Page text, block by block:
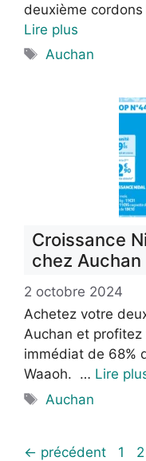
deuxième
Lire plus
Étiquettes
Auchan
Croissance
chez Auchan
2 octobre 2024
Achetez votre
Auchan et profitez
immédiat de 68%
Waaoh. … Lire
Étiquettes
Auchan
← précédent Page
1 2